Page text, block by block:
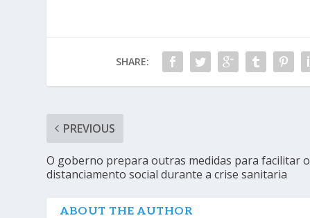
SHARE:
PREVIOUS
O goberno prepara outras medidas para facilitar o
distanciamento social durante a crise sanitaria
ABOUT THE AUTHOR